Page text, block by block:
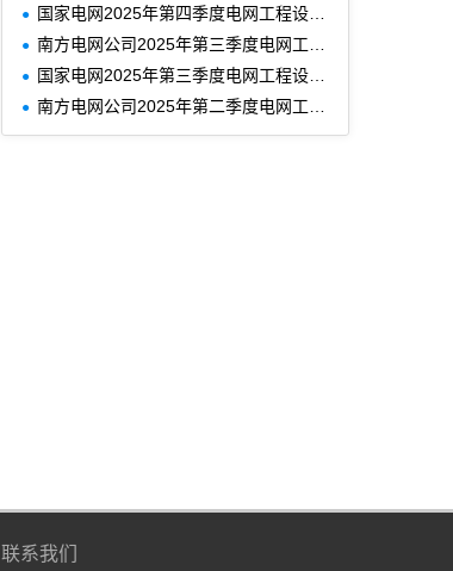
国家电网2025年第四季度电网工程设备材料信息价
南方电网公司2025年第三季度电网工程主要设备材料信息价
国家电网2025年第三季度电网工程设备材料信息价
南方电网公司2025年第二季度电网工程主要设备材料信息价
联系我们